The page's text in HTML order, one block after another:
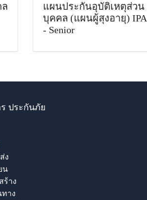
แผนประกันอุบัติเหตุส่วน
บุคคล (แผนผู้สุงอายุ) IPA
- Senior
ประกันภัย
ง
น
ร้าง
ทาง